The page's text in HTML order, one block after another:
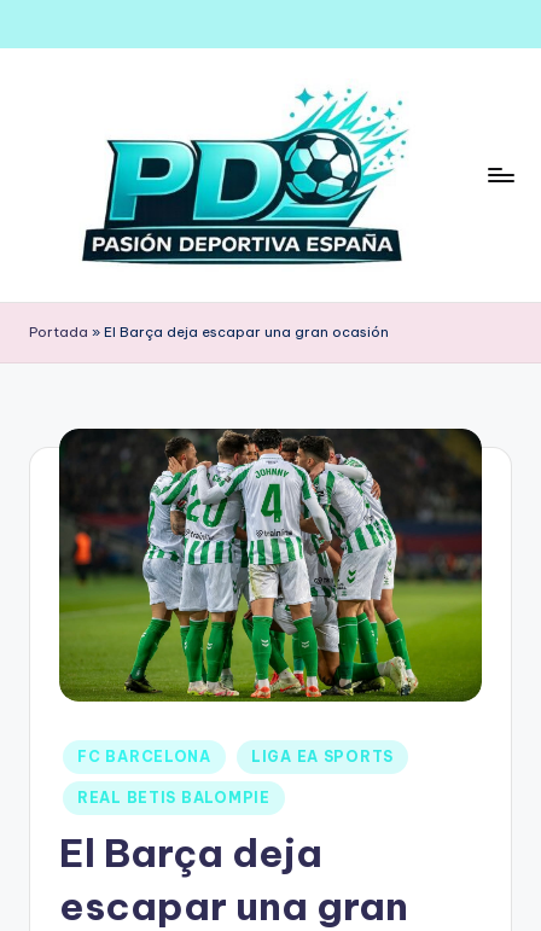
Saltar
Portada » El Barça deja escapar una gran ocasión
FC BARCELONA LIGA EA SPORTS
REAL BETIS BALOMPIE
El Barça deja
escapar una gran